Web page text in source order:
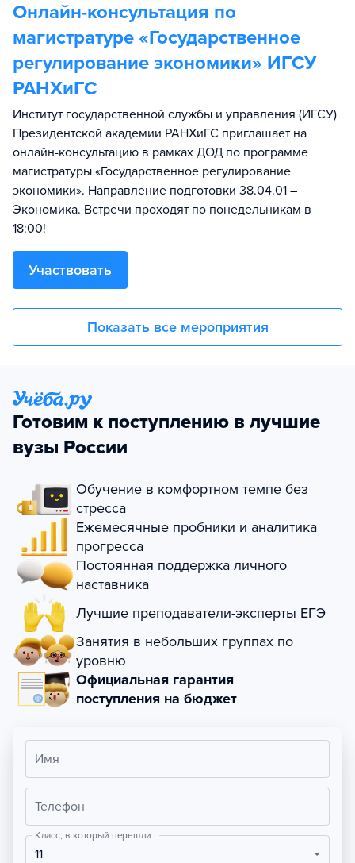
Онлайн-консультация по
магистратуре «Государственное
регулирование экономики» ИГСУ
РАНХиГС
Институт государственной службы и управления (ИГСУ)
Президентской академии РАНХиГС приглашает на
онлайн-консультацию в рамках ДОД по программе
магистратуры «Государственное регулирование
экономики». Направление подготовки 38.04.01 –
Экономика. Встречи проходят по понедельникам в
18:00!
Участвовать
Показать все мероприятия
Готовим к поступлению в лучшие
вузы России
Обучение в комфортном темпе без
стресса
Ежемесячные пробники и аналитика
прогресса
Постоянная поддержка личного
наставника
Лучшие преподаватели-эксперты ЕГЭ
Занятия в небольших группах по
уровню
Официальная гарантия
поступления на бюджет
Имя
Телефон
Класс, в который перешли
11